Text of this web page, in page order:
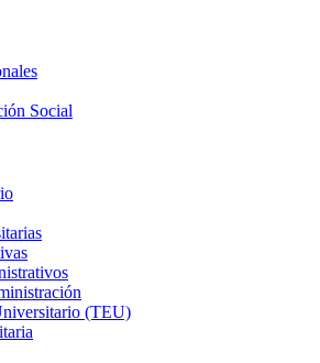
Social
(TEU)